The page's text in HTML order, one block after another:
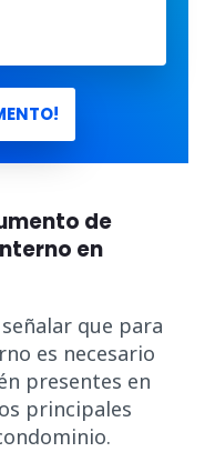
de
en
que para
es necesario
presentes en
principales